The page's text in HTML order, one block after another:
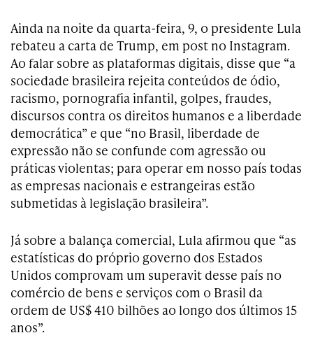
Ainda na noite da quarta-feira, 9, o presidente Lula
rebateu a carta de Trump, em post no Instagram.
Ao falar sobre as plataformas digitais, disse que “a
sociedade brasileira rejeita conteúdos de ódio,
racismo, pornografia infantil, golpes, fraudes,
discursos contra os direitos humanos e a liberdade
democrática” e que “no Brasil, liberdade de
expressão não se confunde com agressão ou
práticas violentas; para operar em nosso país todas
as empresas nacionais e estrangeiras estão
submetidas à legislação brasileira”.
Já sobre a balança comercial, Lula afirmou que “as
estatísticas do próprio governo dos Estados
Unidos comprovam um superavit desse país no
comércio de bens e serviços com o Brasil da
ordem de US$ 410 bilhões ao longo dos últimos 15
anos”.